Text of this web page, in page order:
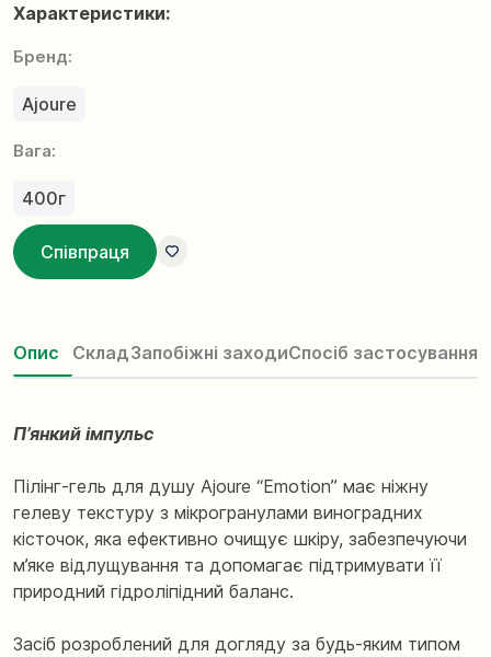
Характеристики:
Бренд:
Ajoure
Вага:
400г
Співпраця
Опис СкладЗапобіжні заходиСпосіб застосування
П’янкий імпульс
Пілінг-гель для душу Ajoure “Emotion” має ніжну
гелеву текстуру з мікрогранулами виноградних
кісточок, яка ефективно очищує шкіру, забезпечуючи
м’яке відлущування та допомагає підтримувати її
природний гідроліпідний баланс.
Засіб розроблений для догляду за будь-яким типом